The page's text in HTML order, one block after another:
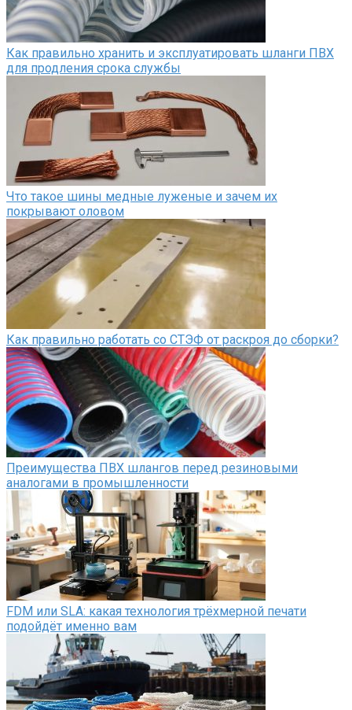
Как правильно хранить и эксплуатировать шланги ПВХ
для продления срока службы
Что такое шины медные луженые и зачем их
покрывают оловом
Как правильно работать со СТЭФ от раскроя до сборки?
Преимущества ПВХ шлангов перед резиновыми
аналогами в промышленности
FDM или SLA: какая технология трёхмерной печати
подойдёт именно вам